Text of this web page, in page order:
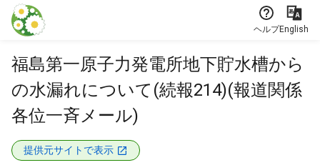
本文に飛ぶ
ヘルプEnglish
福島第一原子力発電所地下貯水槽から
の水漏れについて(続報214)(報道関係
各位一斉メール)
提供元サイトで表示